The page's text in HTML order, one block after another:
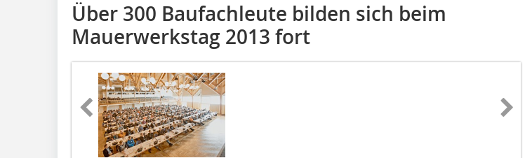
Über 300 Baufachleute bilden sich beim
Mauerwerkstag 2013 fort